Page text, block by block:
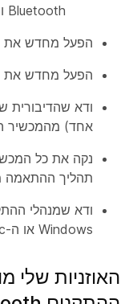
Bluetooth והתאם שוב את הדיבורית.
הפעל מחדש את
הפעל מחדש את
אחד) מהמכשיר
נקה את כל
תהליך
Windows או ה-Mac שלך מעודכנים.
האוזניות שלי